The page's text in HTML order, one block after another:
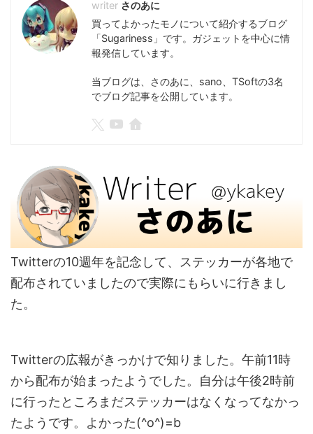
さのあに
買ってよかったモノについて紹介するブログ
「Sugariness」です。ガジェットを中心に情
報発信しています。
当ブログは、さのあに、sano、TSoftの3名
でブログ記事を公開しています。
Twitterの10週年を記念して、ステッカーが各地で
配布されていましたので実際にもらいに行きまし
た。
Twitterの広報がきっかけで知りました。午前11時
から配布が始まったようでした。自分は午後2時前
に行ったところまだステッカーはなくなってなかっ
たようです。よかった(^o^)=b